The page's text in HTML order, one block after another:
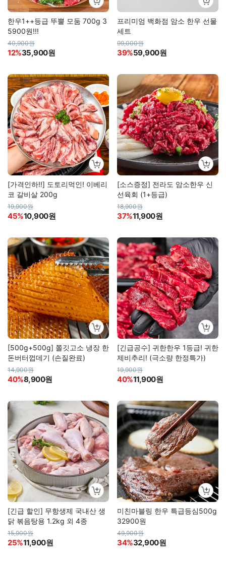
한우1++등급 뚜뿔 모둠 700g 3
5900원!!!
40,900원
12%35,900원
프리미엄 백화점 암소 한우 선물
세트
99,000원
39%59,900원
[가격인하!!] 도토리먹인! 이베리
코 갈비살 200g
19,900원
45%10,900원
[소스증정] 전라도 암소한우 신
선육회 (1+등급)
18,900원
37%11,900원
[500g+500g] 쫄깃고소 냉장 한
돈버터껍데기 (손질완료)
14,900원
40%8,900원
[긴급공수] 귀한한우 1등급! 귀한
제비추리! (극소량 한정특가)
19,900원
40%11,900원
[긴급 할인] 무항생제 국내산 생
닭 볶음탕용 1.2kg 외 4종
15,900원
25%11,900원
미친마블링 한우 특급등심500g
32900원
49,900원
34%32,900원